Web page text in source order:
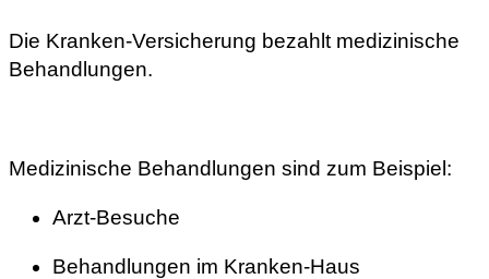
Die Kranken-Versicherung bezahlt medizinische
Behandlungen.
Medizinische Behandlungen sind zum Beispiel:
Arzt-Besuche
Behandlungen im Kranken-Haus